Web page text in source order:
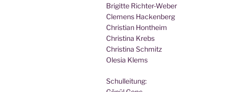
Bri­git­te Richter-Weber
Cle­mens Hackenberg
Chris­ti­an Hontheim
Chris­ti­na Krebs
Chris­ti­na Schmitz
Ole­sia Klems
Schul­lei­tung: